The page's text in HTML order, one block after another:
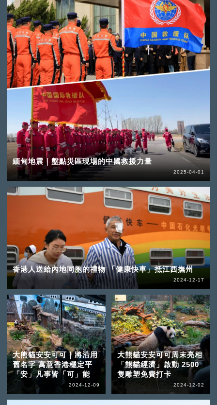
緬甸地震｜盤點災區現場的中國救援力量
2025-04-01
香港人送給內地同胞的禮物 「健康快車」抵江西撫州
2024-12-17
大熊貓安安可可｜將沿用
舊名字 寓意香港穩定平
「安」凡事皆「可」能
2024-12-09
大熊貓安安可可周末亮相
「熊貓經濟」啟動 2500
隻雕塑免費打卡
2024-12-02